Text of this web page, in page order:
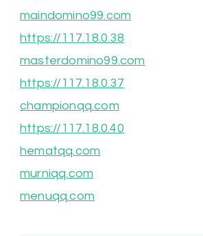
maindomino99.com
https://117.18.0.38
masterdomino99.com
https://117.18.0.37
championqq.com
https://117.18.0.40
hematqq.com
murniqq.com
menuqq.com